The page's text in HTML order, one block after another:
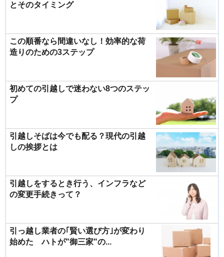
とそのタイミング
この順番なら間違いなし！効率的な荷
造りのための3ステップ
初めての引越しで迷わない8つのステッ
プ
引越しそばは今でも配る？現代の引越
しの挨拶とは
引越しをするとき行う、インフラなど
の変更手続きって？
引っ越し業者の｢賢い選び方｣が変わり
始めた ハトが"御三家"の...